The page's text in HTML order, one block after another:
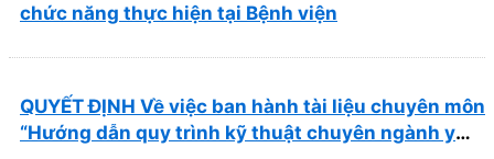
chức năng thực hiện tại Bệnh viện
QUYẾT ĐỊNH Về việc ban hành tài liệu chuyên môn
“Hướng dẫn quy trình kỹ thuật chuyên ngành y